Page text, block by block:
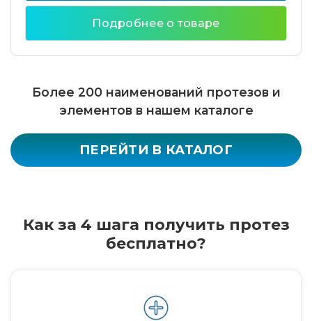
Подробнее о товаре
Более 200 наименований протезов и
элементов в нашем каталоге
ПЕРЕЙТИ В КАТАЛОГ
Как за 4 шага получить протез
бесплатно?